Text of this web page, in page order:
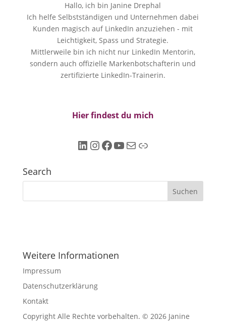
Hallo, ich bin Janine Drephal
Ich helfe Selbstständigen und Unternehmen dabei
Kunden magisch auf LinkedIn anzuziehen - mit
Leichtigkeit, Spass und Strategie.
Mittlerweile bin ich nicht nur LinkedIn Mentorin,
sondern auch offizielle Markenbotschafterin und
zertifizierte LinkedIn-Trainerin.
Hier findest du mich
LinkedIn
Instagram
Facebook
YouTube
E-Mail
Link
Search
Weitere Informationen
Impressum
Datenschutzerklärung
Kontakt
Copyright Alle Rechte vorbehalten. © 2026 Janine